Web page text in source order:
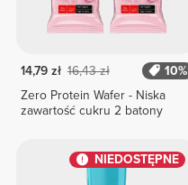
14,79 zł 16,43 zł
10%
Zero Protein Wafer - Niska
zawartość cukru 2 batony
NIEDOSTĘPNE